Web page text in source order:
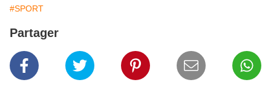
#SPORT
Partager